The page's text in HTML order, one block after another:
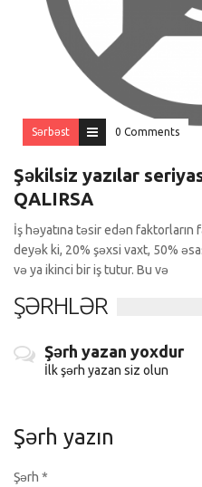
Sərbəst 0 Comments
Şəkilsiz yazılar
QALIRSA
İş həyatına təsir edən
deyək ki, 20% şəxsi vaxt, 50%
və ya ikinci bir iş tutur. Bu və
ŞƏRHLƏR
Şərh yazan yoxdur
İlk şərh yazan siz olun
Şərh yazın
Şərh *